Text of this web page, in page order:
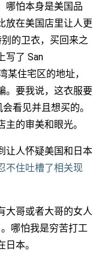
哪怕本身是美国品
放在美国店里让人更
的卫衣，买回来之
写了 San
某住宅区的地址，
。要我说，这衣服要
看见并且想买的。
的审美和眼光。
让人怀疑美国和日本
不住吐槽了相关现
大哥或者大哥的女人
哪怕我是穷苦打工
本。